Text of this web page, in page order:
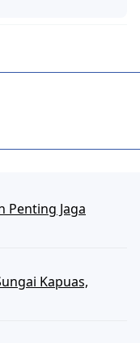
Penting Jaga
Kapuas,